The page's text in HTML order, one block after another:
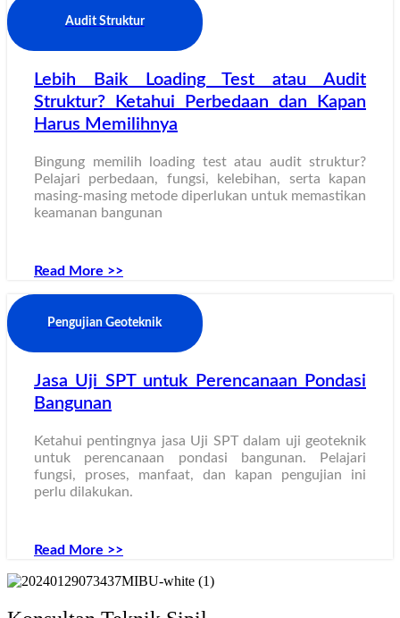
Audit Struktur
Lebih Baik Loading Test atau Audit
Struktur? Ketahui Perbedaan dan Kapan
Harus Memilihnya
Bingung memilih loading test atau audit struktur?
Pelajari perbedaan, fungsi, kelebihan, serta kapan
masing-masing metode diperlukan untuk memastikan
keamanan bangunan
Read More >>
Pengujian Geoteknik
Jasa Uji SPT untuk Perencanaan Pondasi
Bangunan
Ketahui pentingnya jasa Uji SPT dalam uji geoteknik
untuk perencanaan pondasi bangunan. Pelajari
fungsi, proses, manfaat, dan kapan pengujian ini
perlu dilakukan.
Read More >>